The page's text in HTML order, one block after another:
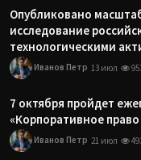
Опубликовано
исследование
технологическими
Иванов Петр 13 июл
7 октября пройдет
«Корпоративное право
Иванов Петр 21 июл